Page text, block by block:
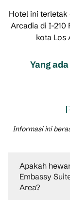
Hotel ini
Arcadia di I-210
kota Los
Yang
Informasi ini
Apakah
Embassy
Area?